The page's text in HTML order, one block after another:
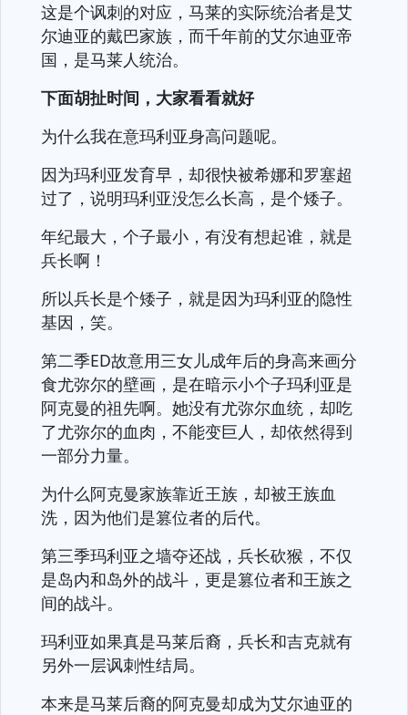
这是个讽刺的对应，马莱的实际统治者是艾
尔迪亚的戴巴家族，而千年前的艾尔迪亚帝
国，是马莱人统治。
下面胡扯时间，大家看看就好
为什么我在意玛利亚身高问题呢。
因为玛利亚发育早，却很快被希娜和罗塞超
过了，说明玛利亚没怎么长高，是个矮子。
年纪最大，个子最小，有没有想起谁，就是
兵长啊！
所以兵长是个矮子，就是因为玛利亚的隐性
基因，笑。
第二季ED故意用三女儿成年后的身高来画分
食尤弥尔的壁画，是在暗示小个子玛利亚是
阿克曼的祖先啊。她没有尤弥尔血统，却吃
了尤弥尔的血肉，不能变巨人，却依然得到
一部分力量。
为什么阿克曼家族靠近王族，却被王族血
洗，因为他们是篡位者的后代。
第三季玛利亚之墙夺还战，兵长砍猴，不仅
是岛内和岛外的战斗，更是篡位者和王族之
间的战斗。
玛利亚如果真是马莱后裔，兵长和吉克就有
另外一层讽刺性结局。
本来是马莱后裔的阿克曼却成为艾尔迪亚的